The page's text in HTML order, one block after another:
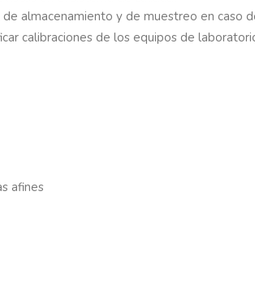
almacenamiento y de muestreo en caso
calibraciones de los equipos de
afines